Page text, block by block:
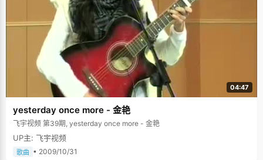
04:47
yesterday once more - 金艳
飞宇视频 第39期, yesterday once more - 金艳
UP主: 飞宇视频
歌曲 • 2009/10/31